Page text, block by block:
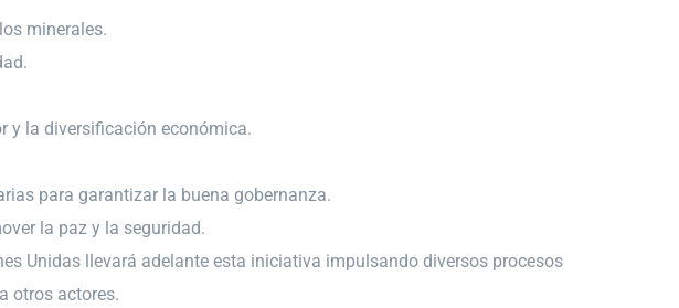
minerales.
y la diversificación económica.
para garantizar la buena gobernanza.
la paz y la seguridad.
Unidas llevará adelante esta iniciativa impulsando diversos procesos
otros actores.